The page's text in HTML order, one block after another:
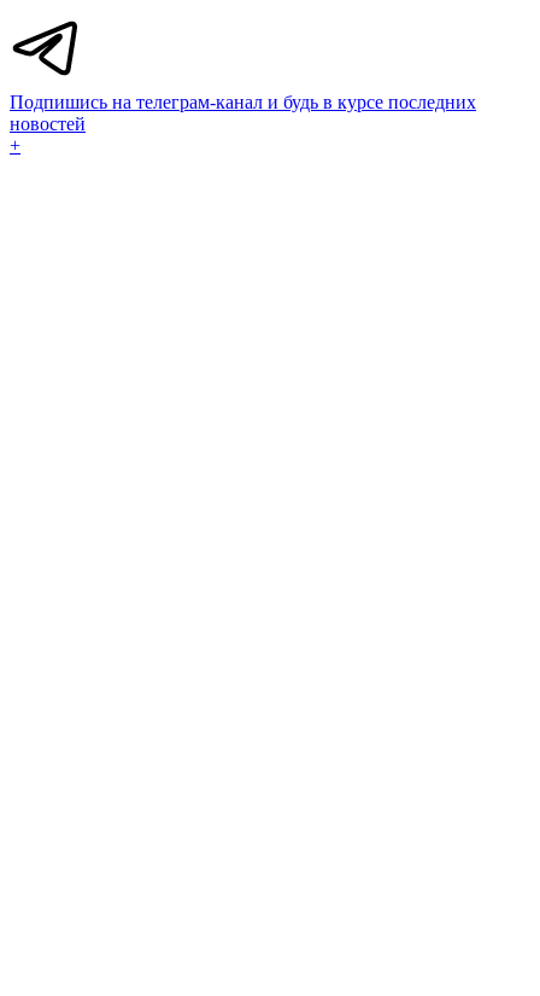
Подпишись на телеграм-канал и будь в курсе последних
новостей
+